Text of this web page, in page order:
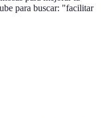
para buscar: "facilitar